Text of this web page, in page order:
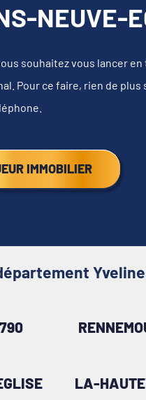
NEUVE-
souhaitez vous lancer
Pour ce faire, rien de
IMMOBILIER
LA-